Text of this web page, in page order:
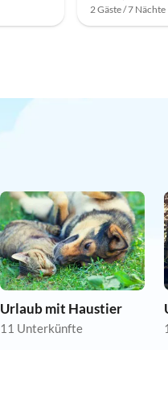
2 Gäste / 7 Nächte
Urlaub mit Haustier
11 Unterkünfte